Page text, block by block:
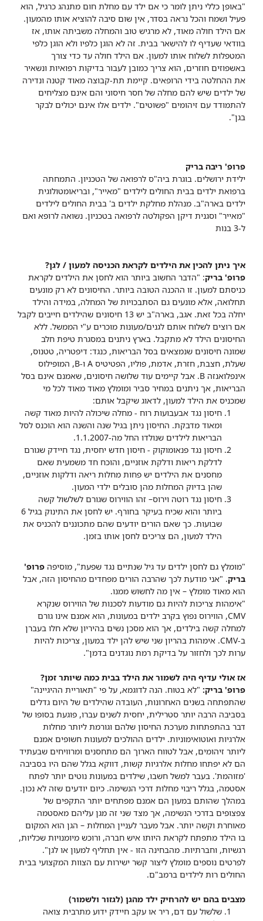
"באופן כללי ניתן לומר כי אם ילד עם מחלת חום מתנהג כרגיל, הוא
פעיל ושמח והכל נראה בסדר, אין שום סיבה להוציא אותו מהמעון.
אם הילד חולה מאוד, לא מרגיש טוב והמחלה משביתה אותו, אז
בוודאי שעדיף לו להישאר בבית. זה לא הוגן כלפיו ולא הוגן כלפי
המטפלות לשלוח אותו למעון. אם הילד חולה עד כדי צורך
באשפוזים חוזרים, הוא צריך כמובן לעבור בדיקות רפואיות ונשאיר
את ההחלטה בידי הרופאים. קיימת תת-קבוצה מאוד קטנה ונדירה
של ילדים שיש להם מחלה של חסר חיסוני והם אינם מצליחים
להתמודד עם זיהומים "פשוטים". ילדים אלו אינם יכולים לבקר
בגן".
פרופ' ריבה בריק
ילידת ירושלים. בוגרת ביה"ס לרפואה של הטכניון. התמחתה
ברפואת ילדים בבית החולים לילדים "מאייר", ובריאומטולוגית
ילדים בארה"ב. מנהלת מחלקת ילדים ב' בבית החולים לילדים
"מאייר" וסגנית דיקן הפקולטה לרפואה בטכניון. נשואה לרופא ואם
ל-3 בנות
איך ניתן להכין את הילדים לקראת הכניסה למעון / לגן?
פרופ' בריק: "הדבר החשוב ביותר הוא לחסן את הילדים לקראת
כניסתם למעון. זו ההכנה הטובה ביותר. החיסונים לא רק מונעים
תחלואה, אלא מונעים גם הסתבכויות של המחלה, במידה והילד
יחלה בכל זאת. אגב, בארה"ב יש 13 חיסונים שהילדים חייבים לקבל
אם רוצים לשלוח אותם לגנים/מעונות מוכרים ע"י הממשל. ללא
החיסונים הילד לא מתקבל. בארץ ניתנים במסגרת טיפת חלב
שמונה חיסונים שנמצאים בסל הבריאות, כנגד: דיפטריה, טטנוס,
שעלת, חצבת, חזרת, אדמת, פוליו, הפטיטיס A ו-B, המופילוס
אינפלואנזה B. אבל קיימים עוד שלושה חיסונים, שאמנם אינם בסל
הבריאות, אך ניתנים במחיר סביר ומומלץ מאוד מאוד לכל מי
שמכניס את הילד למעון, לדאוג שיקבל אותם:
חיסון נגד אבעבועות רוח - מחלה שיכולה להיות מאוד קשה
ומאוד מדבקת. החיסון ניתן בגיל שנה והשנה הוא הוכנס לסל
הבריאות לילדים שנולדו החל מה-1.1.2007.
חיסון נגד פנאומוקוק - חיסון חדש יחסית, נגד חיידק שגורם
לדלקת ריאות ודלקת אוזניים, והוכח חד משמעית שאם
מחסנים את הילדים יש פחות מחלות ריאה ודלקות אוזניים,
שהן בדיוק המחלות מהן סובלים ילדי המעון.
חיסון נגד רוטה וירוס– זהו הווירוס שגורם לשלשול קשה
ביותר והוא שכיח בעיקר בחורף. יש לחסן את התינוק בגיל 6
שבועות. כך שאם הורים יודעים שהם מתכוננים להכניס את
הילד למעון, הם צריכים לחסן אותו בזמן.
"מומלץ גם לחסן ילדים עד גיל שנתיים נגד שפעת", מוסיפה פרופ'
בריק. "אני מודעת לכך שהרבה הורים מפחדים מהחיסון הזה, אבל
הוא מאוד מומלץ – אין מה לחשוש ממנו.
"אימהות צריכות להיות גם מודעות לסכנות של הווירוס שנקרא
CMV, הווירוס נפוץ בקרב ילדים במעונות, הוא אמנם אינו גורם
למחלה קשה בילדים, אך הוא מסכן נשים בהיריון שלא חלו בעברן
ב-CMV. אימהות בהריון שני שיש להן ילד במעון, צריכות להיות
ערות לכך ולחזור על בדיקת רמת נוגדנים בדמן".
אז אולי עדיף היה לשמור את הילד בבית כמה שיותר זמן?
פרופ' בריק: "לא בטוח. הנה לדוגמא, על פי "תאוריית ההיגיינה"
שהתפתחה בשנים האחרונות, העובדה שהילדים של היום גדלים
בסביבה הרבה יותר סטרילית, יחסית לשנים עברו, פוגעת בסופו של
דבר בהתפתחות מערכת החיסון שלהם וגורמת ליותר מחלות
אלרגיות ואוטואימוניות. ילדים ההולכים למעונות חשופים אמנם
ליותר זיהומים, אבל לטווח הארוך הם מתחסנים ומרוויחים שבעתיד
הם לא יפתחו מחלות אלרגיות קשות, דווקא בגלל שהם היו בסביבה
'מזוהמת'. בעבר למשל חשבו, שילדים במעונות נוטים יותר לפתח
אסטמה, בגלל ריבוי מחלות דרכי הנשימה. כיום יודעים שזה לא נכון.
במהלך שהותם במעון הם אמנם מפתחים יותר התקפים של
צפצופים בדרכי הנשימה, אך מצד שני זה מגן עליהם מאסטמה
מאוחרת וקשה יותר. אבל מעבר לעניין המחלות – הגן הוא המקום
בו הילד מתפתח לקראת היותו איש חברה, ורוכש מיומנויות שכליות,
רגשיות, וחברתיות. מהבחינה הזו - אין תחליף למעון או לגן".
לפרטים נוספים מומלץ ליצור קשר ישירות עם הצוות המקצועי בבית
החולים רות לילדים ברמב"ם.
מצבים בהם יש להרחיק ילד מהגן (לגזור ולשמור)
שלשול עם דם, ריר או עקב חיידק ידוע מתרבית צואה